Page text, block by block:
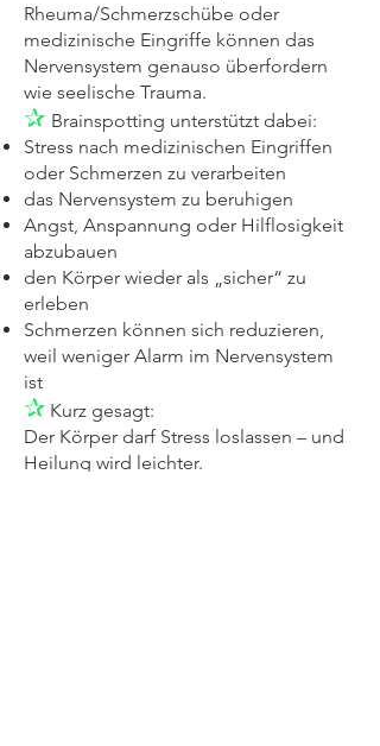
Rheuma/Schmerzschübe oder
medizinische Eingriffe können das
Nervensystem genauso überfordern
wie seelische Trauma.
✰ Brainspotting unterstützt dabei:
Stress nach medizinischen Eingriffen
oder Schmerzen zu verarbeiten
das Nervensystem zu beruhigen
Angst, Anspannung oder Hilflosigkeit
abzubauen
den Körper wieder als „sicher“ zu
erleben
Schmerzen können sich reduzieren,
weil weniger Alarm im Nervensystem
ist
✰ Kurz gesagt:
Der Körper darf Stress loslassen – und
Heilung wird leichter.